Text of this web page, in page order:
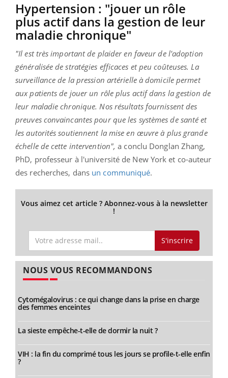
Hypertension : "jouer un rôle
plus actif dans la gestion de leur
maladie chronique"
"Il est très important de plaider en faveur de l'adoption
généralisée de stratégies efficaces et peu coûteuses. La
surveillance de la pression artérielle à domicile permet
aux patients de jouer un rôle plus actif dans la gestion de
leur maladie chronique. Nos résultats fournissent des
preuves convaincantes pour que les systèmes de santé et
les autorités soutiennent la mise en œuvre à plus grande
échelle de cette intervention", a conclu Donglan Zhang,
PhD, professeur à l'université de New York et co-auteur
des recherches, dans un communiqué.
Vous aimez cet article ? Abonnez-vous à la newsletter
!
S'inscrire
NOUS VOUS RECOMMANDONS
Cytomégalovirus : ce qui change dans la prise en charge
des femmes enceintes
La sieste empêche-t-elle de dormir la nuit ?
VIH : la fin du comprimé tous les jours se profile-t-elle enfin
?